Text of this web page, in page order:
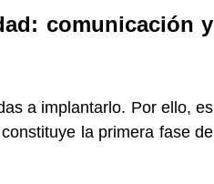
comunicación y
a implantarlo. Por ello, es
la primera fase de